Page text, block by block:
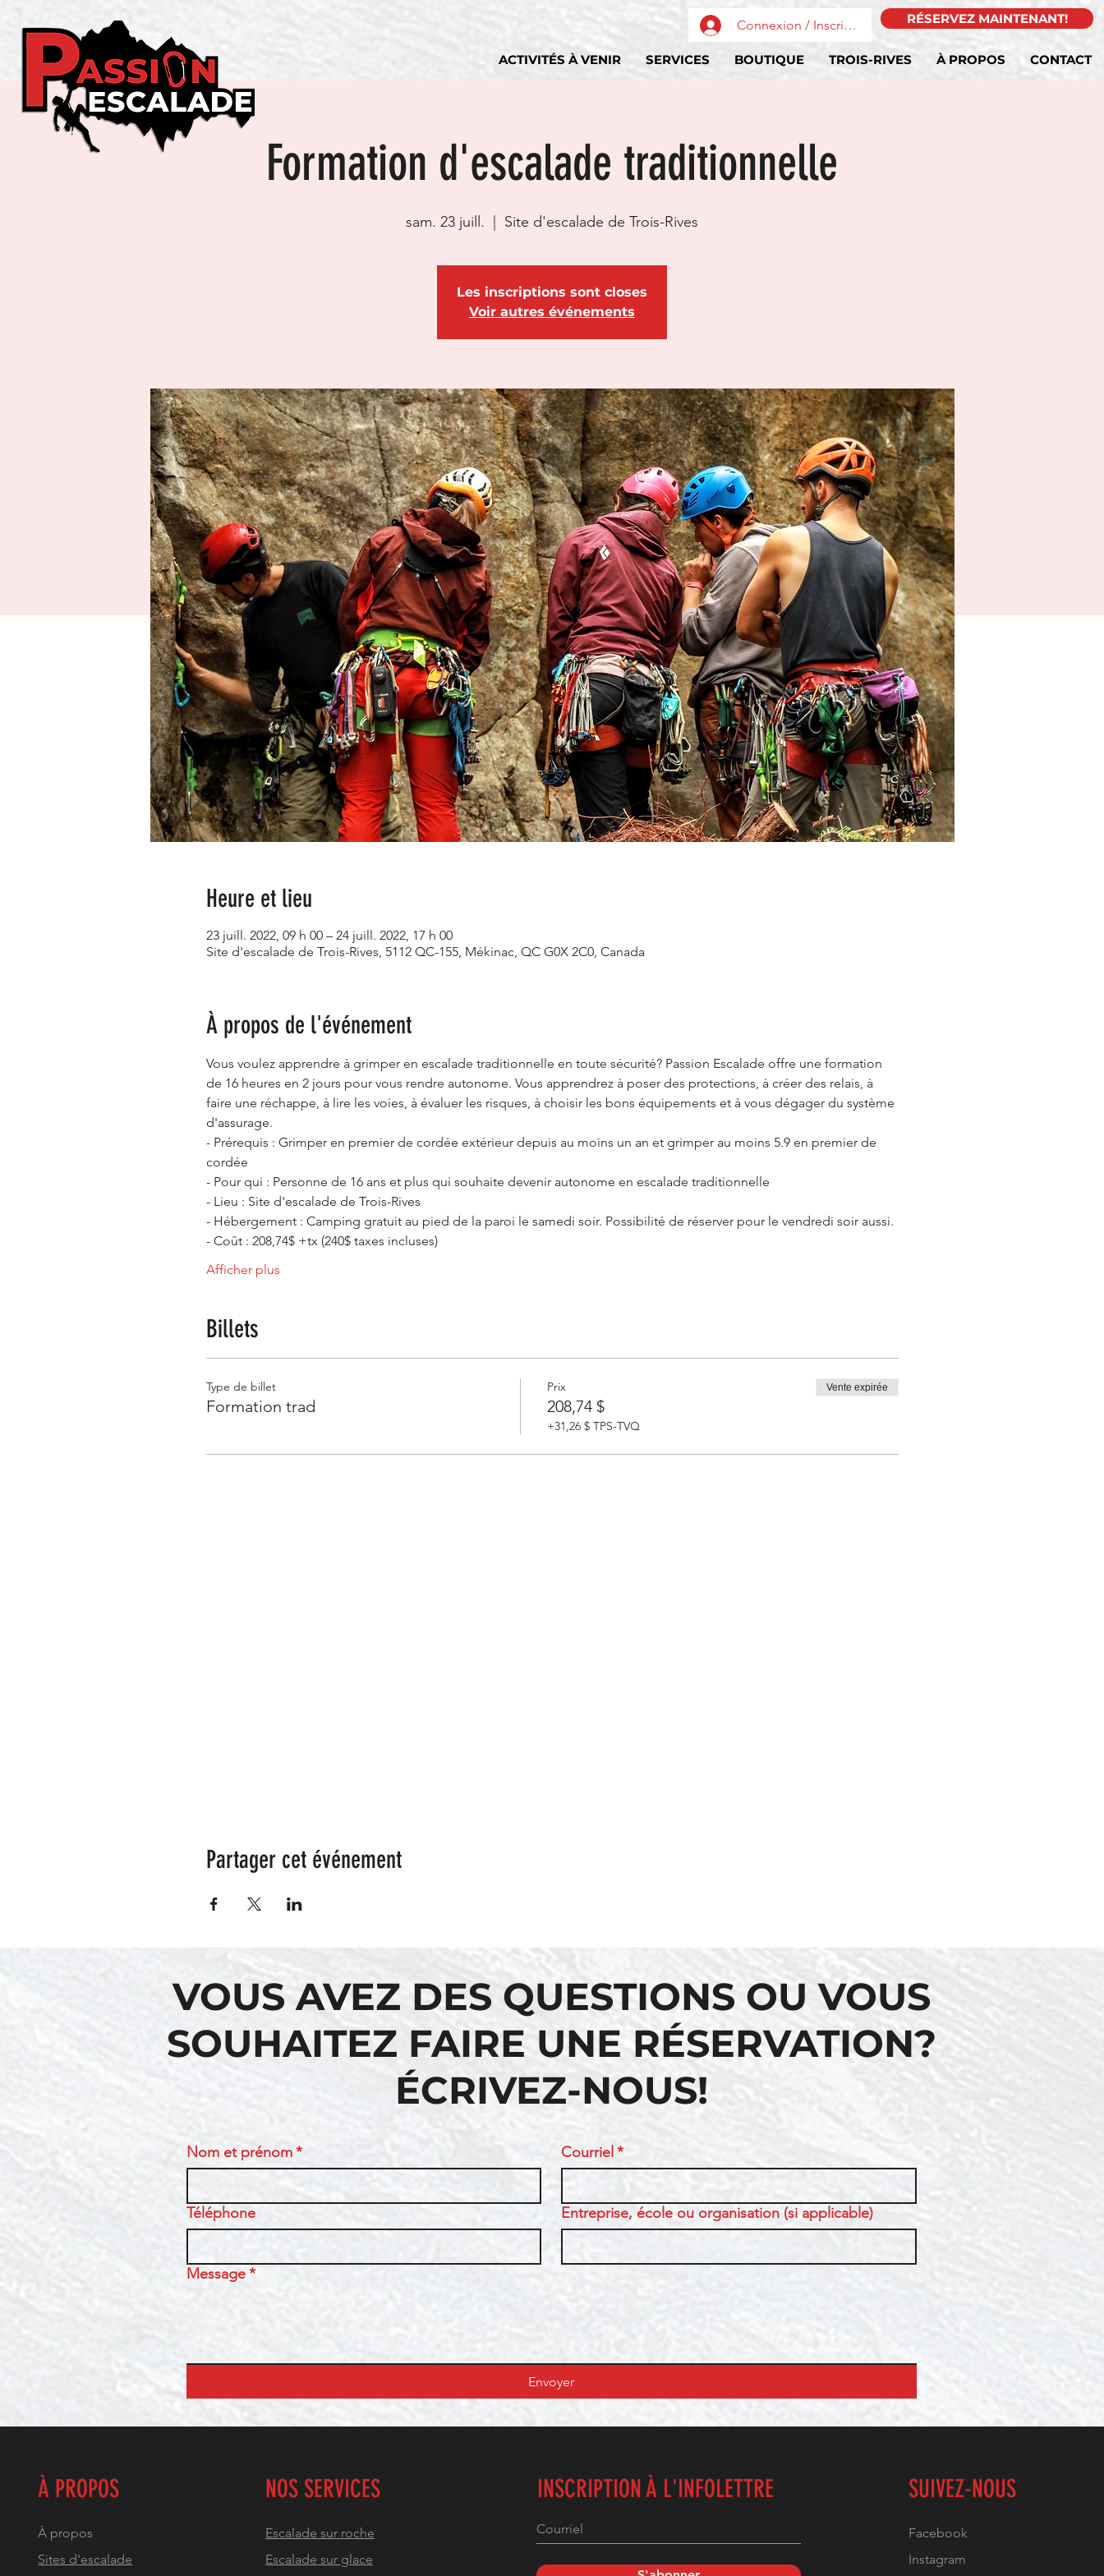
ACTIVITÉS À VENIR SERVICES BOUTIQUE TROIS-RIVES À PROPOS CONTACT
RÉSERVEZ MAINTENANT!
Connexion / Inscription
Formation d'escalade traditionnelle
sam. 23 juill. Site d'escalade de Trois-Rives
Les inscriptions sont closes
Voir autres événements
Heure et lieu
23 juill. 2022, 09 h 00 – 24 juill. 2022, 17 h 00
Site d'escalade de Trois-Rives, 5112 QC-155, Mékinac, QC G0X 2C0, Canada
À propos de l'événement
Vous voulez apprendre à grimper en escalade traditionnelle en toute sécurité? Passion Escalade offre une formation
de 16 heures en 2 jours pour vous rendre autonome. Vous apprendrez à poser des protections, à créer des relais, à
faire une réchappe, à lire les voies, à évaluer les risques, à choisir les bons équipements et à vous dégager du système
d'assurage.
- Prérequis : Grimper en premier de cordée extérieur depuis au moins un an et grimper au moins 5.9 en premier de
cordée
- Pour qui : Personne de 16 ans et plus qui souhaite devenir autonome en escalade traditionnelle
- Lieu : Site d'escalade de Trois-Rives
- Hébergement : Camping gratuit au pied de la paroi le samedi soir. Possibilité de réserver pour le vendredi soir aussi.
- Coût : 208,74$ +tx (240$ taxes incluses)
Afficher plus
Billets
Type de billet
Formation trad
Prix
208,74 $
+31,26 $ TPS-TVQ
Vente expirée
Partager cet événement
VOUS AVEZ DES QUESTIONS OU VOUS
SOUHAITEZ FAIRE UNE RÉSERVATION?
ÉCRIVEZ-NOUS!
Nom et prénom* Courriel *
Téléphone Entreprise, école ou organisation (si applicable)
Message*
Envoyer
À PROPOS
À propos
Sites d'escalade
NOS SERVICES
Escalade sur roche
Escalade sur glace
INSCRIPTION À L'INFOLETTRE SUIVEZ-NOUS
Facebook
Instagram